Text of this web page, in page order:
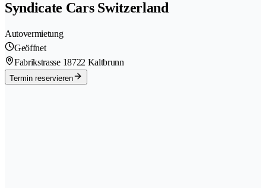
Syndicate Cars Switzerland
Autovermietung
Geöffnet
Fabrikstrasse 18722 Kaltbrunn
Termin reservieren